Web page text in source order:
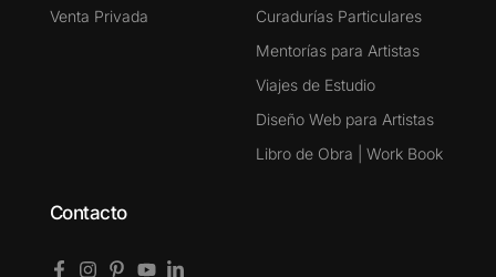
Venta Privada
Curadurías Particulares
Mentorías para Artistas
Viajes de Estudio
Diseño Web para Artistas
Libro de Obra | Work Book
Contacto